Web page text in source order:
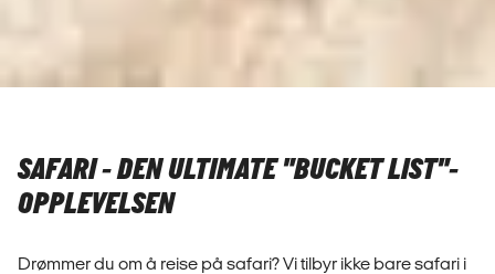
SAFARI - DEN ULTIMATE "BUCKET LIST"-
OPPLEVELSEN
Drømmer du om å reise på safari? Vi tilbyr ikke bare safari i